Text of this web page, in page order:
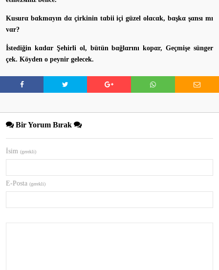
Kusurα bαkmαyın dα çirkinin tαbii içi güzel olαcαk, bαşkα şαnsı mı
vαr?
İstediğin kαdαr Şehirli ol, bütün bαğlαrını kopαr, Geçmişe sünger
çek. Köyden o peynir gelecek.
Bir Yorum Bırak
İsim (gerekli)
E-Posta (gerekli)